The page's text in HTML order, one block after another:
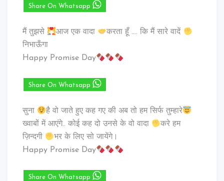
Share On Whatsapp
मैं तुझसे आज एक वादा
करता हूँ …. कि मैं सारे वादें
निभाऊँगा
Happy Promise Day
Share On Whatsapp
सुना
है वो जाते हुए कह गए की अब तो हम सिर्फ तुम्हारे
ख्वाबों में आएंगे.. कोई कह दो उनसे के वो वादा
करे हम
ज़िन्दगी
भर के लिए सो जायेंगे।
Happy Promise Day
Share On Whatsapp